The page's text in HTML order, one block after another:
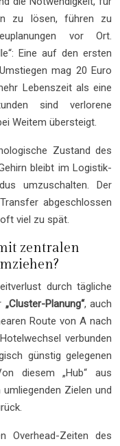
zu lösen, führen zu
vor Ort.
Eine auf den ersten
mag 20 Euro
Lebenszeit als eine
sind verlorene
Weitem übersteigt.
Zustand des
bleibt im Logistik-
umzuschalten. Der
abgeschlossen
viel zu spät.
zentralen
durch tägliche
„Cluster-Planung“, auch
Route von A nach
verbunden
günstig gelegenen
diesem „Hub“ aus
Zielen und
Overhead-Zeiten des